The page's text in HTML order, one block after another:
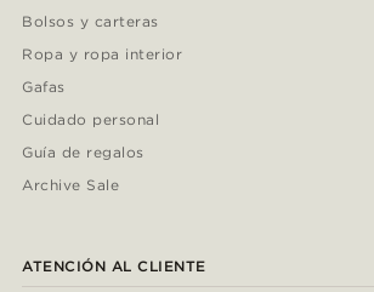
Bolsos y carteras
Ropa y ropa interior
Gafas
Cuidado personal
Guía de regalos
Archive Sale
ATENCIÓN AL CLIENTE